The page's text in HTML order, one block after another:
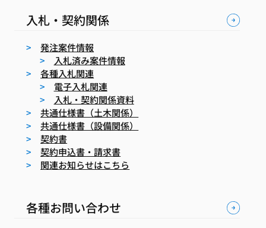
入札・契約関係
発注案件情報
入札済み案件情報
各種入札関連
電子入札関連
入札・契約関係資料
共通仕様書（土木関係）
共通仕様書（設備関係）
契約書
契約申込書・請求書
関連お知らせはこちら
各種お問い合わせ